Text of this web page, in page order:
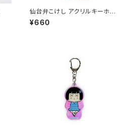
仙台弁こけし アクリルキーホル
ダー（もすもす？）
¥660